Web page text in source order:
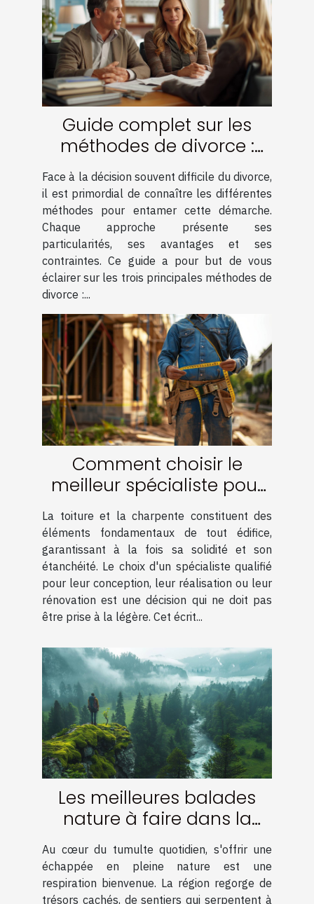
Guide complet sur les
méthodes de divorce :
amiable, médiation et
contentieux
Face à la décision souvent difficile du divorce,
il est primordial de connaître les différentes
méthodes pour entamer cette démarche.
Chaque approche présente ses
particularités, ses avantages et ses
contraintes. Ce guide a pour but de vous
éclairer sur les trois principales méthodes de
divorce :...
Comment choisir le
meilleur spécialiste pour
votre charpente et
couverture
La toiture et la charpente constituent des
éléments fondamentaux de tout édifice,
garantissant à la fois sa solidité et son
étanchéité. Le choix d'un spécialiste qualifié
pour leur conception, leur réalisation ou leur
rénovation est une décision qui ne doit pas
être prise à la légère. Cet écrit...
Les meilleures balades
nature à faire dans la
région
Au cœur du tumulte quotidien, s'offrir une
échappée en pleine nature est une
respiration bienvenue. La région regorge de
trésors cachés, de sentiers qui serpentent à